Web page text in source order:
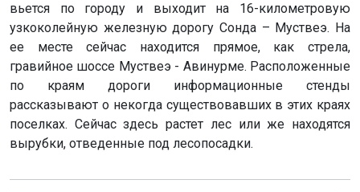
вьется по городу и выходит на 16-километровую
узкоколейную железную дорогу Сонда – Муствеэ. На
ее месте сейчас находится прямое, как стрела,
гравийное шоссе Муствеэ - Авинурме. Расположенные
по краям дороги информационные стенды
рассказывают о некогда существовавших в этих краях
поселках. Сейчас здесь растет лес или же находятся
вырубки, отведенные под лесопосадки.